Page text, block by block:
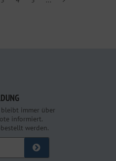
immer über
informiert.
werden.